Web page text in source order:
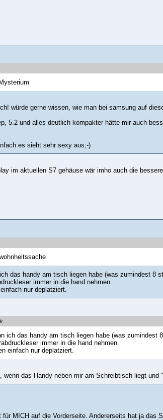
würde gerne wissen, wie man bei samsung auf
5.2 und alles deutlich kompakter hätte mir auch
es sieht sehr sexy aus;-)
im aktuellen S7 gehäuse wär imho auch die
das handy am tisch liegen habe (was zumindest 8
immer in die hand nehmen.
nur deplatziert.
ich das handy am tisch liegen habe (was
immer in die hand nehmen.
einfach nur deplatziert.
wenn das Handy neben mir am Schreibtisch liegt
für MICH auf die Vorderseite. Andererseits hat ja